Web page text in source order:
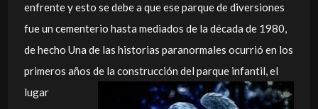
enfrente y esto se debe a que ese parque de diversiones
fue un cementerio hasta mediados de la década de 1980,
de hecho Una de las historias paranormales ocurrió en los
primeros años de la construcción del parque infantil, el
lugar